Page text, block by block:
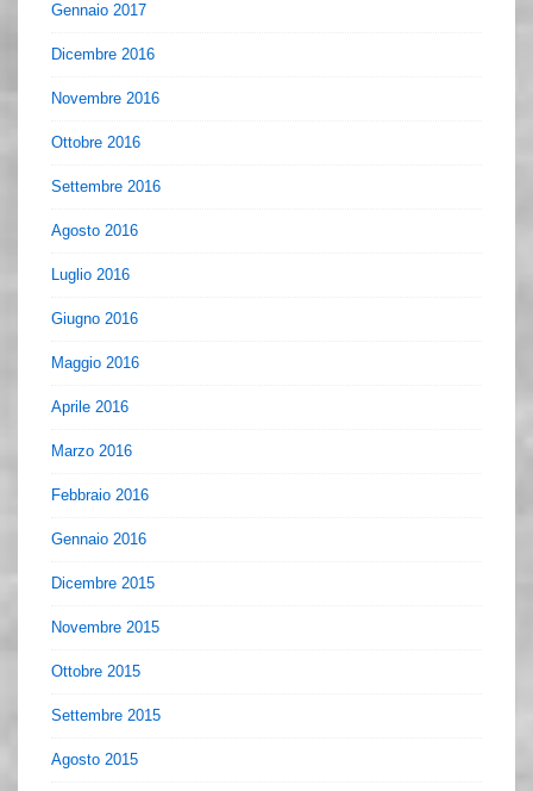
Gennaio 2017
Dicembre 2016
Novembre 2016
Ottobre 2016
Settembre 2016
Agosto 2016
Luglio 2016
Giugno 2016
Maggio 2016
Aprile 2016
Marzo 2016
Febbraio 2016
Gennaio 2016
Dicembre 2015
Novembre 2015
Ottobre 2015
Settembre 2015
Agosto 2015